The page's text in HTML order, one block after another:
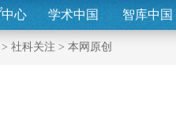
中心 学术中国 智库中国
> 社科关注 > 本网原创